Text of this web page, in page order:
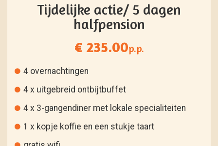
Tijdelijke actie/ 5 dagen
halfpension
€ 235.00p.p.
4 overnachtingen
4 x uitgebreid ontbijtbuffet
4 x 3-gangendiner met lokale specialiteiten
1 x kopje koffie en een stukje taart